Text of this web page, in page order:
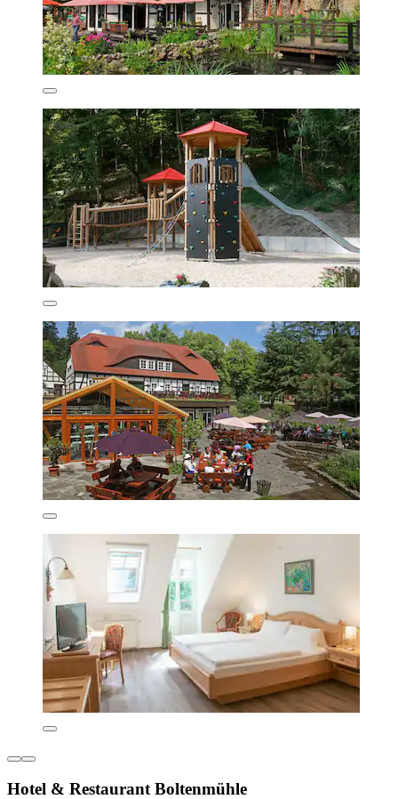
Hotel & Restaurant Boltenmühle